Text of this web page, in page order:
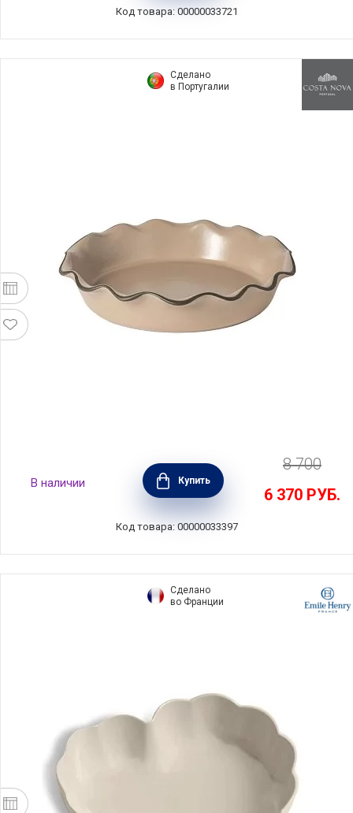
Код товара: 00000033721
Сделано
в Португалии
Форма для пирога 27х5,5 см, керамика, цвет
Cremini, Costa Nova, 1ET271E-CRM(1ET271E-
01722A)
В наличии Купить
8 700
6 370 РУБ.
Код товара: 00000033397
Сделано
во Франции